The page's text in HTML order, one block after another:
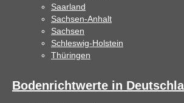
Saarland
Sachsen-Anhalt
Sachsen
Schleswig-Holstein
Thüringen
Bodenrichtwerte in